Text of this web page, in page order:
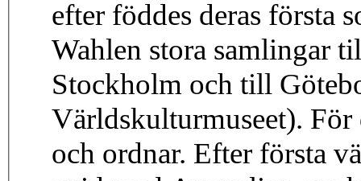
efter föddes deras första
Wahlen stora samlingar
Stockholm och till
Världskulturmuseet).
och ordnar. Efter första